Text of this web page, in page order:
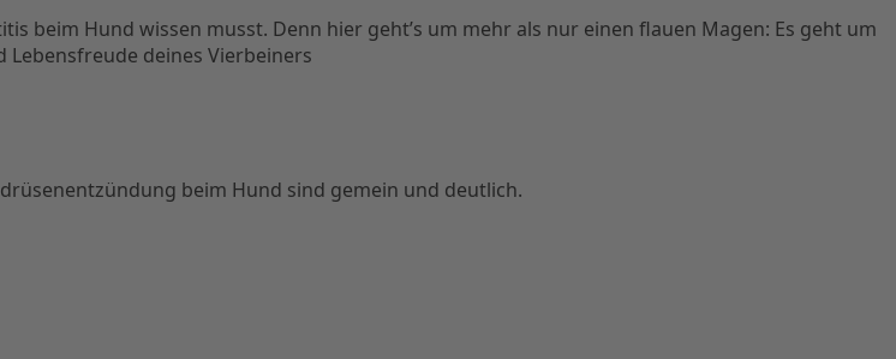
beim Hund wissen musst. Denn hier geht’s um mehr als nur einen flauen Magen: Es geht um
deines Vierbeiners
beim Hund sind gemein und deutlich.